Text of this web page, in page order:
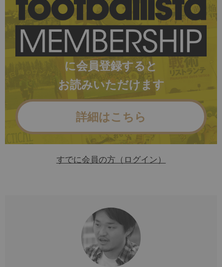
に会員登録すると
お読みいただけます
詳細はこちら
すでに会員の方（ログイン）